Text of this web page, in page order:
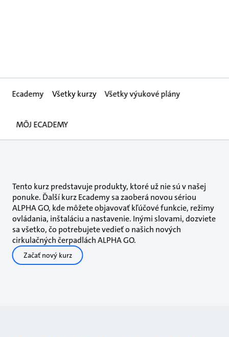
Ecademy Všetky kurzy Všetky výukové plány
MÔJ ECADEMY
Tento kurz predstavuje produkty, ktoré už nie sú v našej
ponuke. Ďalší kurz Ecademy sa zaoberá novou sériou
ALPHA GO, kde môžete objavovať kľúčové funkcie, režimy
ovládania, inštaláciu a nastavenie. Inými slovami, dozviete
sa všetko, čo potrebujete vedieť o našich nových
cirkulačných čerpadlách ALPHA GO.
Začať nový kurz